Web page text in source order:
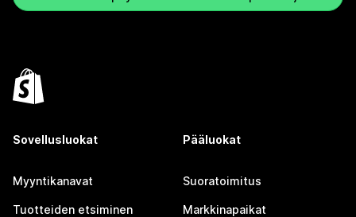
Sovellusluokat
Myyntikanavat
Tuotteiden etsiminen
Pääluokat
Suoratoimitus
Markkinapaikat